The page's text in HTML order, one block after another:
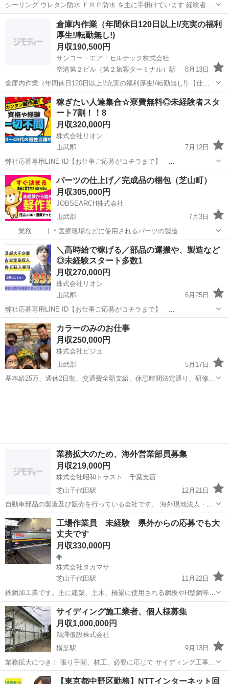
シーリング ウレタン防水 ＦＲＰ防水 を主に手掛けています 経験者、
未経験者問いません 職人さんが不足してます！ 正社員、協力会社、個
人事業主 どのような契約、雇用でも相談にのります。 未経験者にも焦
東金駅 その他 シーリング
倉庫内作業（年間休日120日以上!/充実の福利
厚生!/転勤無し!)
月収190,500円
サンコー・エア・セルテック株式会社
空港第２ビル（第２旅客ターミナル）駅
8月13日
倉庫内作業（年間休日120日以上!/充実の福利厚生!/転勤無し!) 【仕事
内容】 フォークリフトを使用して、輸出業務と輸入業務に分かれてご
担当いただきます。 ＜具体的には・・・＞ 〇輸出業務 1.トラックか...
千葉 山武郡 空港第２ビル（第２旅客ターミナル）駅
倉庫管理 業務
稼ぎたい人達集合☆寮費無料◎未経験者スタ
ート7割！！8
月収320,000円
株式会社リオン
山武郡
7月12日
弊社応募専用LINE ID【お仕事ご応募がコチラまで】
https://lin.ee/iFNP8Ao ■未経験者大歓迎！！ □資格、スキル必要なし ■
即日面接・即日勤務・即入寮可能 □日払い、週払いOK ...
千葉 山武郡 未経験
パーツの仕上げ／完成品の梱包（芝山町）
月収305,000円
JOBSEARCH株式会社
山武郡
7月3日
業務 ｜＊医療現場などに使用されるパーツの製造
｜＊仕上げ／検品／梱包／タッチパネル操作など
｜＊工場見学実施（事前に確認可能） ---------------------------
--...
千葉 山武郡 工場 未経験
＼高時給で稼げる／部品の運搬や、製造など
◎未経験スタート多数1
月収270,000円
株式会社リオン
山武郡
6月25日
弊社応募専用LINE ID【お仕事ご応募がコチラまで】
https://lin.ee/iFNP8Ao ■未経験者大歓迎！！ □資格、スキル必要なし ■
千葉 山武郡 未経験
カラーのみのお仕事
月収250,000円
株式会社ビジュ
山武郡
5月17日
基本給25万、週休2日制、交通費全額支給、休憩時間法定通り、研修制
業務拡大のため、海外営業部員募集
月収219,000円
株式会社昭和トラスト 千葉支店
芝山千代田駅
12月21日
自動車部品の製造及び販売を行っている会社です。 海外現地法人・代
理店からの受注、輸出・仲介取引に係る交渉等、貿易事務や自社製品
の営業販売業務等。 新規及び既存の海外取引先との電話・メールでの
応対。 試用期間3ヶ月。休日...
千葉 山武郡 芝山千代田駅 海外営業 業務
工場作業員 未経験 県外からの応募でも大
丈夫です
月収330,000円
株式会社タカマサ
芝山千代田駅
11月22日
鉄鋼加工業です。主に建築、土木、橋梁に使用される鋼板やH型鋼等を
切断、組立、溶接を行い幅広い商品としてお客様へ販売しております
［第一に安全、第二に品質、第三にスピードを掲げています］ ＊広い
工場で、人との接触が...
千葉 山武郡 芝山千代田駅 工場 クレーン
サイディング施工業者、個人様募集
月収1,000,000円
鵜澤仮設株式会社
横芝駅
9月13日
業務拡大につき！ 張り手間、材工、必要に応じて サイディング工事を
していただける方を募集中です。 主にリフォーム現場の施工になりま
千葉 山武郡 横芝駅 その他 サイディング
【東京都中野区勤務】NTTインターネット回